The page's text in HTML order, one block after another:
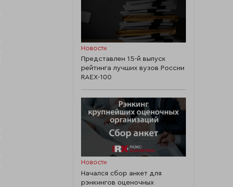
Новости
Представлен 15-й выпуск
рейтинга лучших вузов России
RAEX-100
Новости
Начался сбор анкет для
рэнкингов оценочных